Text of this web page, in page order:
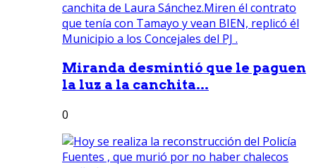
Miranda desmintió que le paguen
la luz a la canchita...
0